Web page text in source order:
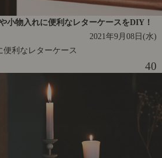
小物入れに便利なレターケースをDIY！
2021年9月08日(水)
利なレターケース
40